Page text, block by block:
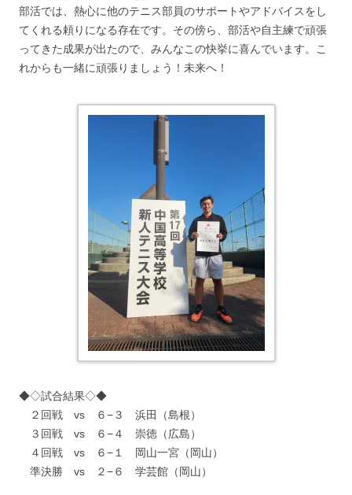
部活では、熱心に他のテニス部員のサポートやアドバイスをし
てくれる頼りになる存在です。その傍ら、部活や自主練で頑張
ってきた成果が出たので、みんなこの快挙に喜んでいます。こ
れからも一緒に頑張りましょう！未来へ！
◆◇試合結果◇◆
２回戦 vs ６−３ 浜田（島根）
３回戦 vs ６−４ 崇徳（広島）
４回戦 vs ６−１ 岡山一宮（岡山）
準決勝 vs ２−６ 学芸館（岡山）